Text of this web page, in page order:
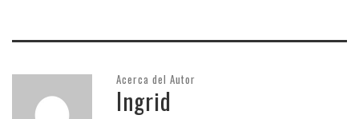
Acerca del Autor
Ingrid